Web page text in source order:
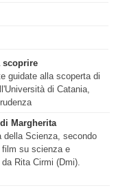
scoprire
guidate alla scoperta di
di Catania,
Margherita
della Scienza, secondo
film su scienza e
Rita Cirmi (Dmi).